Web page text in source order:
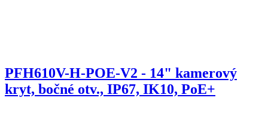
PFH610V-H-POE-V2 - 14" kamerový
kryt, bočné otv., IP67, IK10, PoE+